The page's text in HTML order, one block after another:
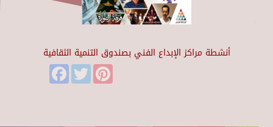
أنشطة مراكز الإبداع الفني بصندوق التنمية الثقافية
FacebookTwitter